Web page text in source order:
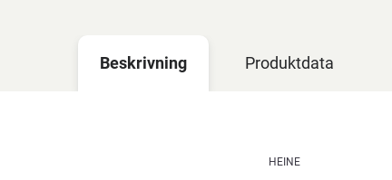
Beskrivning Produktdata
Beskrivning
HEINE